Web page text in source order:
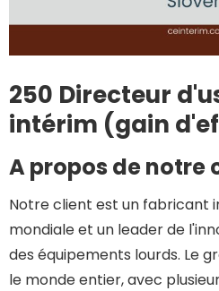
250 Directeur
intérim (gain
A propos de notre
Notre client est un fabricant
mondiale et un leader de
des équipements lourds. Le
le monde entier, avec